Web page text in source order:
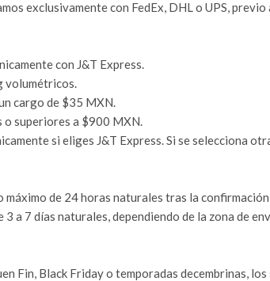
exclusivamente con FedEx, DHL o UPS,
con J&T Express.
volumétricos.
cargo de $35 MXN.
superiores a $900 MXN.
si eliges J&T Express. Si se selecciona
máximo de 24 horas naturales tras la
a 7 días naturales, dependiendo de la zona de
Fin, Black Friday o temporadas decembrinas,